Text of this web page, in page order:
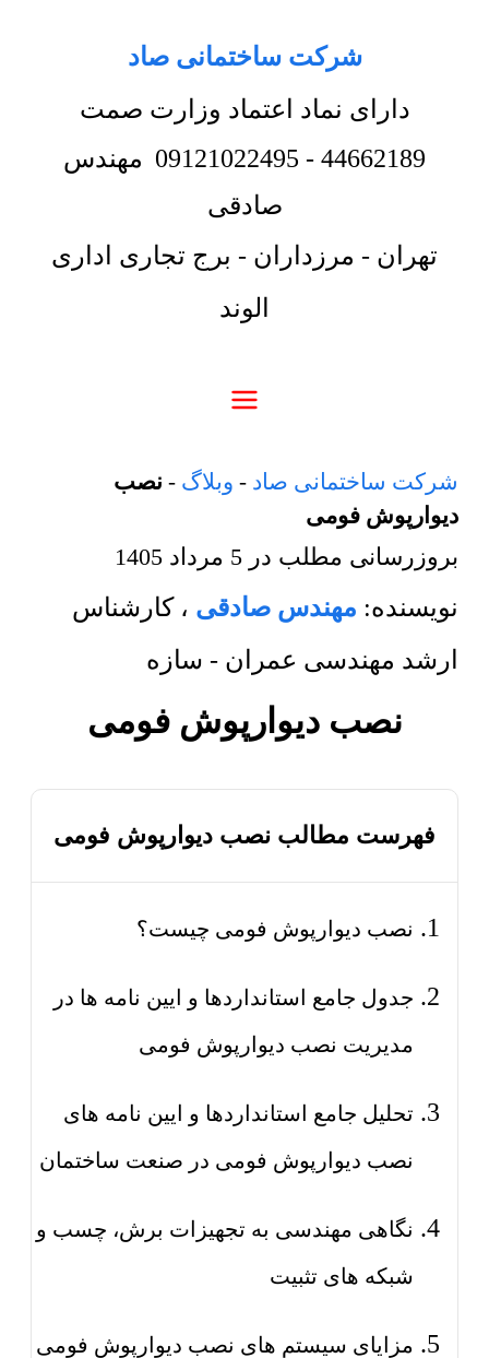
شرکت ساختمانی صاد
دارای نماد اعتماد وزارت صمت
44662189
-
09121022495 مهندس
صادقی
تهران - مرزداران - برج تجاری اداری
الوند
شرکت ساختمانی صاد - وبلاگ - نصب
دیوارپوش فومی
بروزرسانی مطلب در 5 مرداد 1405
نویسنده: مهندس صادقی ،کارشناس
ارشد مهندسی عمران - سازه
نصب دیوارپوش فومی
فهرست مطالب نصب دیوارپوش فومی
نصب دیوارپوش فومی چیست؟
جدول جامع استانداردها و ایین نامه ها در
مدیریت نصب دیوارپوش فومی
تحلیل جامع استانداردها و ایین نامه های
نصب دیوارپوش فومی در صنعت ساختمان
نگاهی مهندسی به تجهیزات برش، چسب و
شبکه های تثبیت
مزایای سیستم های نصب دیوارپوش فومی